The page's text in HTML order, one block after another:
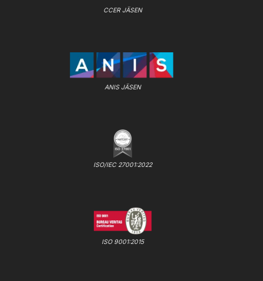
CCER JÄSEN
ANIS JÄSEN
ISO/IEC 27001:2022
ISO 9001:2015